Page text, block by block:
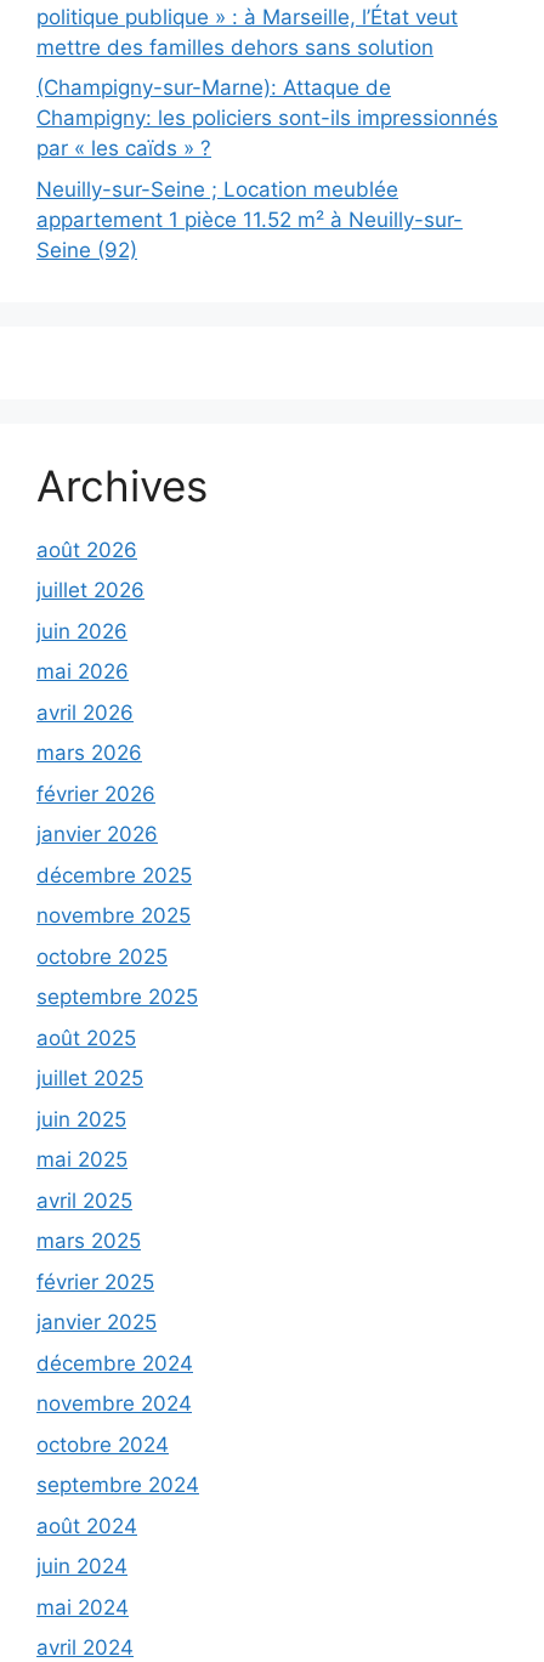
politique publique » : à Marseille, l’État veut
mettre des familles dehors sans solution
(Champigny-sur-Marne): Attaque de
Champigny: les policiers sont-ils impressionnés
par « les caïds » ?
Neuilly-sur-Seine ; Location meublée
appartement 1 pièce 11.52 m² à Neuilly-sur-
Seine (92)
Archives
août 2026
juillet 2026
juin 2026
mai 2026
avril 2026
mars 2026
février 2026
janvier 2026
décembre 2025
novembre 2025
octobre 2025
septembre 2025
août 2025
juillet 2025
juin 2025
mai 2025
avril 2025
mars 2025
février 2025
janvier 2025
décembre 2024
novembre 2024
octobre 2024
septembre 2024
août 2024
juin 2024
mai 2024
avril 2024